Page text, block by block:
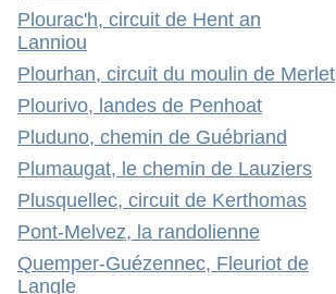
Plourac'h, circuit de Hent an
Lanniou
Plourhan, circuit du moulin de Merlet
Plourivo, landes de Penhoat
Pluduno, chemin de Guébriand
Plumaugat, le chemin de Lauziers
Plusquellec, circuit de Kerthomas
Pont-Melvez, la randolienne
Quemper-Guézennec, Fleuriot de
Langle